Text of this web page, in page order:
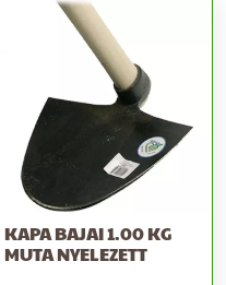
KAPA BAJAI 1.00 KG
MUTA NYELEZETT